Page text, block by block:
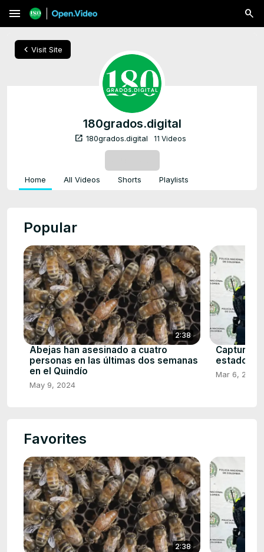
menu
chevron_left Visit Site
180grados.digital
open_in_new 180grados.digital 11 Videos
Home All Videos Shorts Playlists
Popular
2:38
Abejas han asesinado a cuatro
personas en las últimas dos semanas
en el Quindío
May 9, 2024
Capturan
Mar 6, 2024
Favorites
2:38